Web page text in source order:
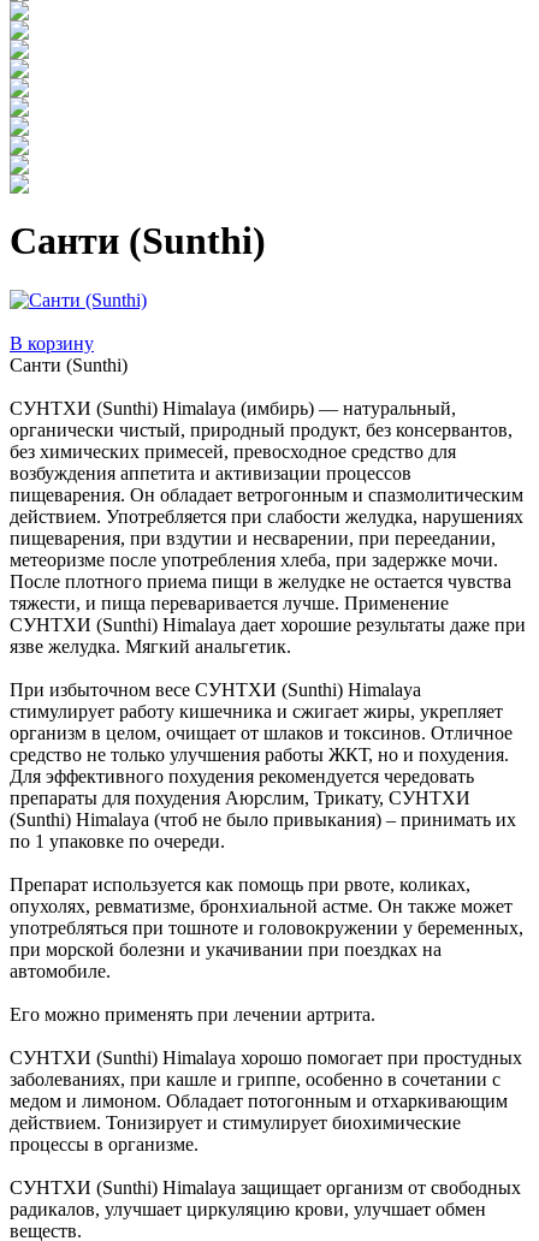
Санти (Sunthi)
В корзину
Санти (Sunthi)
СУНТХИ (Sunthi) Himalaya (имбирь) — натуральный,
органически чистый, природный продукт, без консервантов,
без химических примесей, превосходное средство для
возбуждения аппетита и активизации процессов
пищеварения. Он обладает ветрогонным и спазмолитическим
действием. Употребляется при слабости желудка, нарушениях
пищеварения, при вздутии и несварении, при переедании,
метеоризме после употребления хлеба, при задержке мочи.
После плотного приема пищи в желудке не остается чувства
тяжести, и пища переваривается лучше. Применение
СУНТХИ (Sunthi) Himalaya дает хорошие результаты даже при
язве желудка. Мягкий анальгетик.
При избыточном весе СУНТХИ (Sunthi) Himalaya
стимулирует работу кишечника и сжигает жиры, укрепляет
организм в целом, очищает от шлаков и токсинов. Отличное
средство не только улучшения работы ЖКТ, но и похудения.
Для эффективного похудения рекомендуется чередовать
препараты для похудения Аюрслим, Трикату, СУНТХИ
(Sunthi) Himalaya (чтоб не было привыкания) – принимать их
по 1 упаковке по очереди.
Препарат используется как помощь при рвоте, коликах,
опухолях, ревматизме, бронхиальной астме. Он также может
употребляться при тошноте и головокружении у беременных,
при морской болезни и укачивании при поездках на
автомобиле.
Его можно применять при лечении артрита.
СУНТХИ (Sunthi) Himalaya хорошо помогает при простудных
заболеваниях, при кашле и гриппе, особенно в сочетании с
медом и лимоном. Обладает потогонным и отхаркивающим
действием. Тонизирует и стимулирует биохимические
процессы в организме.
СУНТХИ (Sunthi) Himalaya защищает организм от свободных
радикалов, улучшает циркуляцию крови, улучшает обмен
веществ.